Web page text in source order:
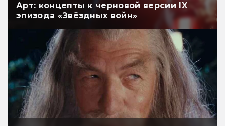
Арт: концепты к черновой версии IX
эпизода «Звёздных войн»